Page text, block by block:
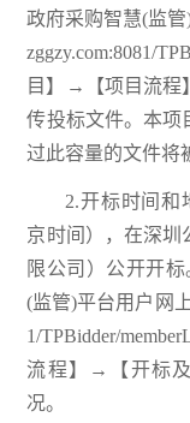
政府采购智慧(监
zggzy.com:8081/
目】→【项目流程
传投标文件。本项
过此容量的文件将
2.开标时间和
京时间），在深圳
限公司）公开开
(监管)平台用户网
1/TPBidder/
流程】→【开标
况。